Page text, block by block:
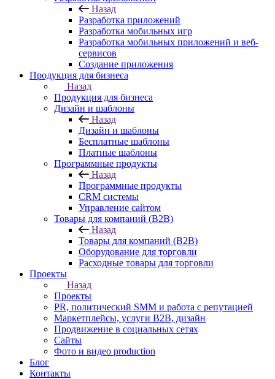
Назад
Разработка приложений
Разработка мобильных игр
Разработка мобильных приложений и веб-
сервисов
Создание приложения
Продукция для бизнеса
Назад
Продукция для бизнеса
Дизайн и шаблоны
Назад
Дизайн и шаблоны
Бесплатные шаблоны
Платные шаблоны
Программные продукты
Назад
Программные продукты
CRM системы
Управление сайтом
Товары для компаний (B2B)
Назад
Товары для компаний (B2B)
Оборудование для торговли
Расходные товары для торговли
Проекты
Назад
Проекты
PR, политический SMM и работа с репутацией
Маркетплейсы, услуги B2B, дизайн
Продвижение в социальных сетях
Сайты
Фото и видео production
Блог
Контакты